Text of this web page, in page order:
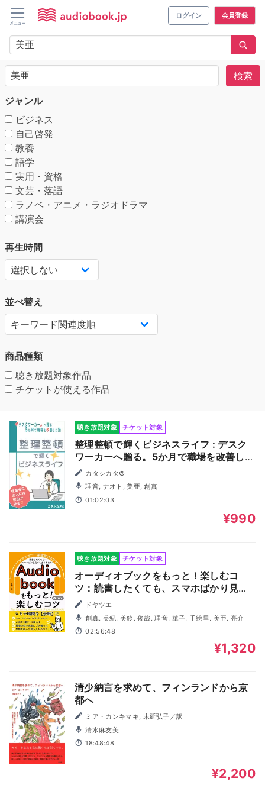
ログイン 会員登録
検索
ジャンル
ビジネス
自己啓発
教養
語学
実用・資格
文芸・落語
ラノベ・アニメ・ラジオドラマ
講演会
再生時間
並べ替え
商品種類
聴き放題対象作品
チケットが使える作品
聴き放題対象 チケット対象
整理整頓で輝くビジネスライフ : デスク
ワーカーへ贈る。5か月で職場を改善した
話（新・仕事習慣）もし転職するなら5S
を徹底した会社がいい
カタシカタ©
理音, ナオト, 美亜, 創真
01:02:03
¥990
聴き放題対象 チケット対象
オーディオブックをもっと！楽しむコ
ツ：読書したくても、スマホばかり見て
しまうあなたへ。スキマ時間が「余暇」
になる！タイパやコスパだけじゃない。
耳読書で人生を豊かに変える。
ドヤツエ
創真, 美紀, 美鈴, 俊哉, 理音, 華子, 千絵里, 美亜, 亮介
02:56:48
¥1,320
清少納言を求めて、フィンランドから京
都へ
ミア・カンキマキ, 末延弘子／訳
清水麻友美
18:48:48
¥2,200